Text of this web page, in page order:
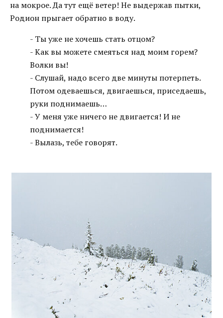
на мокрое. Да тут ещё ветер! Не выдержав пытки,
Родион прыгает обратно в воду.
- Ты уже не хочешь стать отцом?
- Как вы можете смеяться над моим горем?
Волки вы!
- Слушай, надо всего две минуты потерпеть.
Потом одеваешься, двигаешься, приседаешь,
руки поднимаешь…
- У меня уже ничего не двигается! И не
поднимается!
- Вылазь, тебе говорят.